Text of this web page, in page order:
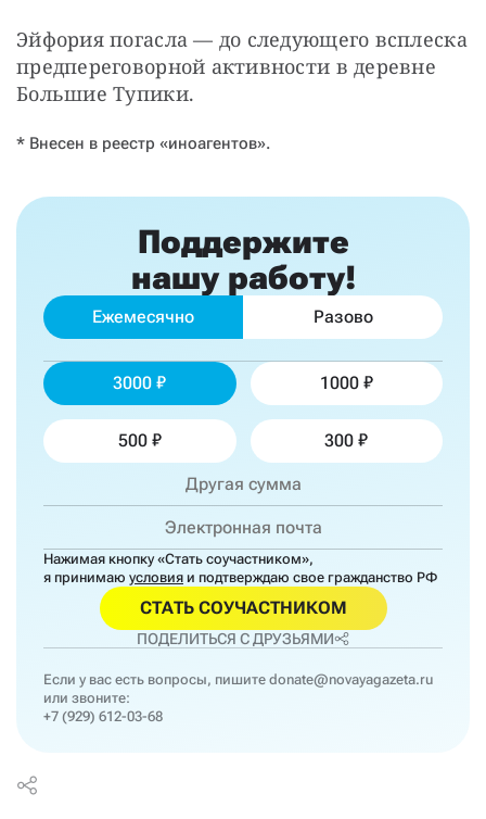
Эйфория погасла — до следующего всплеска
предпереговорной активности в деревне
Большие Тупики.
* Внесен в реестр «иноагентов».
Поддержите
нашу работу!
Ежемесячно Разово
3000 1000
500 300
Нажимая кнопку «Стать соучастником»,
я принимаю условия и подтверждаю свое гражданство РФ
СТАТЬ СОУЧАСТНИКОМ
ПОДЕЛИТЬСЯ С ДРУЗЬЯМИ
Если у вас есть вопросы, пишите donate@novayagazeta.ru
или звоните:
+7 (929) 612-03-68